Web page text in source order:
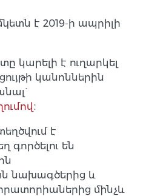
է 2019-ի ապրիլի
կարելի է ուղարկել
կանոններին
։
է
գործելու են
նախագծերից և
մինչև